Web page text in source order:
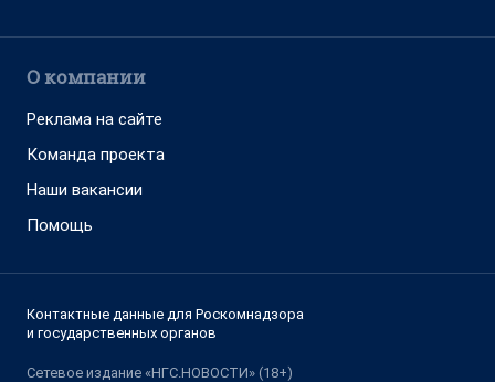
О компании
Реклама на сайте
Команда проекта
Наши вакансии
Помощь
Контактные данные для Роскомнадзора
и государственных органов
Сетевое издание «НГС.НОВОСТИ» (18+)